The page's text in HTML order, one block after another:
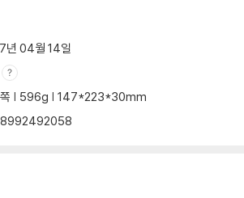
년 04월 14일
| 596g | 147*223*30mm